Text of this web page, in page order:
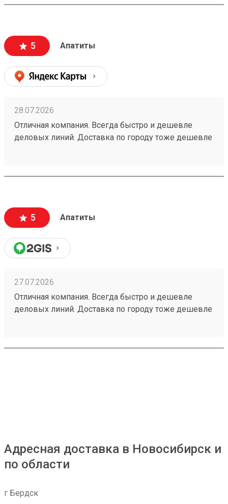
компанией! Номер заказа 260691900.
5 Апатиты
28.07.2026
Отличная компания. Всегда быстро и дешевле
деловых линий. Доставка по городу тоже дешевле
5 Апатиты
27.07.2026
Отличная компания. Всегда быстро и дешевле
деловых линий. Доставка по городу тоже дешевле
Адресная доставка в Новосибирск и
по области
г Бердск